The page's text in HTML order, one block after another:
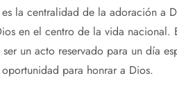
la centralidad de la adoración a
en el centro de la vida
un acto reservado para un día
para honrar a Dios.